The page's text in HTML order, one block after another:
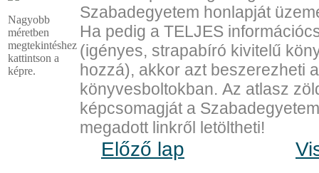
Nagyobb
méretben
megtekintéshez
kattintson a
képre.
Szabadegyetem honlapját
Ha pedig a TELJES
(igényes, strapabíró kivitelű
hozzá), akkor azt beszerezheti
könyvesboltokban. Az atlasz
képcsomagját a
megadott linkről letöltheti!
Előző lap